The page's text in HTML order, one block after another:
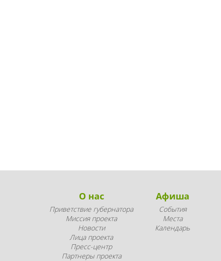
О нас
Приветствие губернатора
Миссия проекта
Новости
Лица проекта
Пресс-центр
Партнеры проекта
Афиша
События
Места
Календарь